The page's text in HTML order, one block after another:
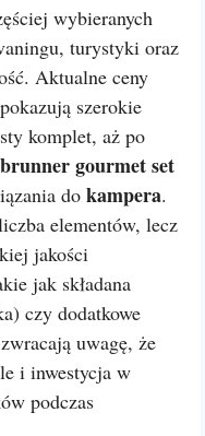
wybieranych
turystyki oraz
Aktualne ceny
szerokie
komplet, aż po
brunner gourmet set
do kampera.
elementów, lecz
jakości
jak składana
czy dodatkowe
uwagę, że
i inwestycja w
podczas